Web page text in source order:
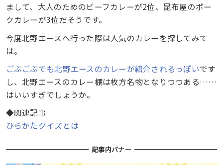
まして、大人のためのビーフカレーが2位、昆布屋のポー
クカレーが3位だそうです。
今度北野エースへ行った際は人気のカレーを探してみて
は。
ごぶごぶでも北野エースのカレーが紹介されるっぽいです
し、北野エースのカレー棚は枚方名物となりつつある……
はいいすぎでしょうか。
◆関連記事
ひらかたクイズとは
記事内バナー